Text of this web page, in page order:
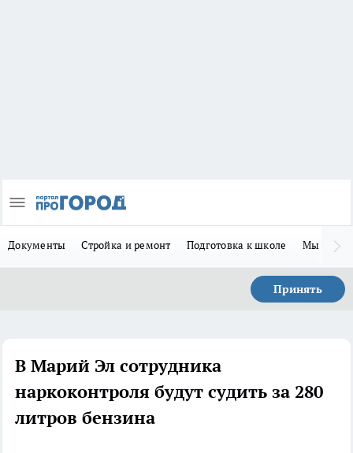
Документы Стройка и ремонт Подготовка к школе Мы в MAX
Принять
В Марий Эл сотрудника
наркоконтроля будут судить за 280
литров бензина